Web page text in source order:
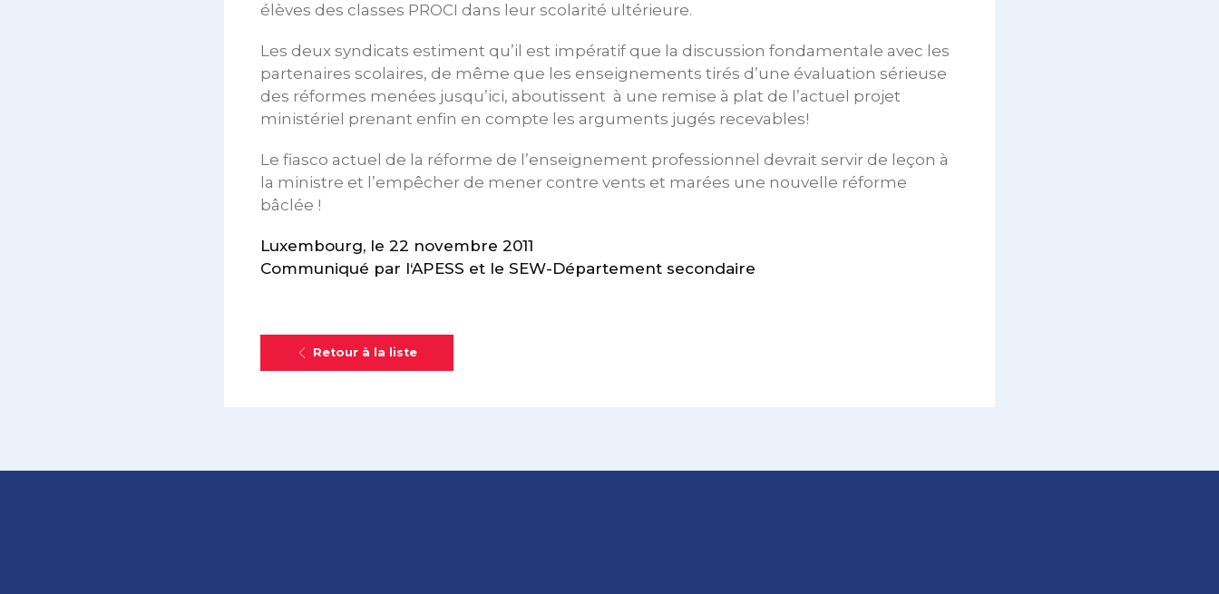
élèves des classes PROCI dans leur scolarité ultérieure.
Les deux syndicats estiment qu’il est impératif que la discussion fondamentale avec les
partenaires scolaires, de même que les enseignements tirés d’une évaluation sérieuse
des réformes menées jusqu’ici, aboutissent à une remise à plat de l’actuel projet
ministériel prenant enfin en compte les arguments jugés recevables!
Le fiasco actuel de la réforme de l’enseignement professionnel devrait servir de leçon à
la ministre et l’empêcher de mener contre vents et marées une nouvelle réforme
bâclée !
Luxembourg, le 22 novembre 2011
Communiqué par l‘APESS et le SEW-Département secondaire
Retour à la liste